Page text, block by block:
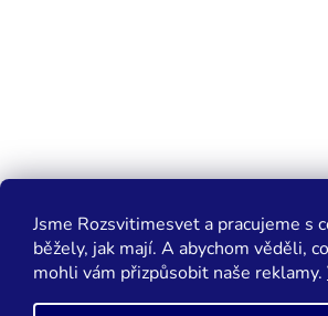
Jsme Rozsvitimesvet a pracujeme s
běžely, jak mají. A abychom věděli,
mohli vám přizpůsobit naše reklamy.